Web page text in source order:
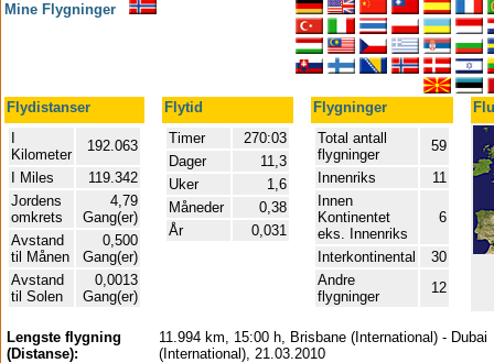
Mine Flygninger
Flydistanser Flytid Flygninger
Kilometer
192.063
I Miles
119.342
Jordens
omkrets
4,79
Gang(er)
Avstand
til Månen
0,500
Gang(er)
Avstand
til Solen
0,0013
Gang(er)
Timer
270:03
Dager
11,3
Uker
1,6
Måneder
0,38
År
0,031
Total antall
flygninger
59
Innenriks
11
Innen
Kontinentet
eks. Innenriks
6
Interkontinental
30
Andre
flygninger
12
Lengste flygning
(Distanse):
11.994 km, 15:00 h, Brisbane (International) - Dubai
(International), 21.03.2010